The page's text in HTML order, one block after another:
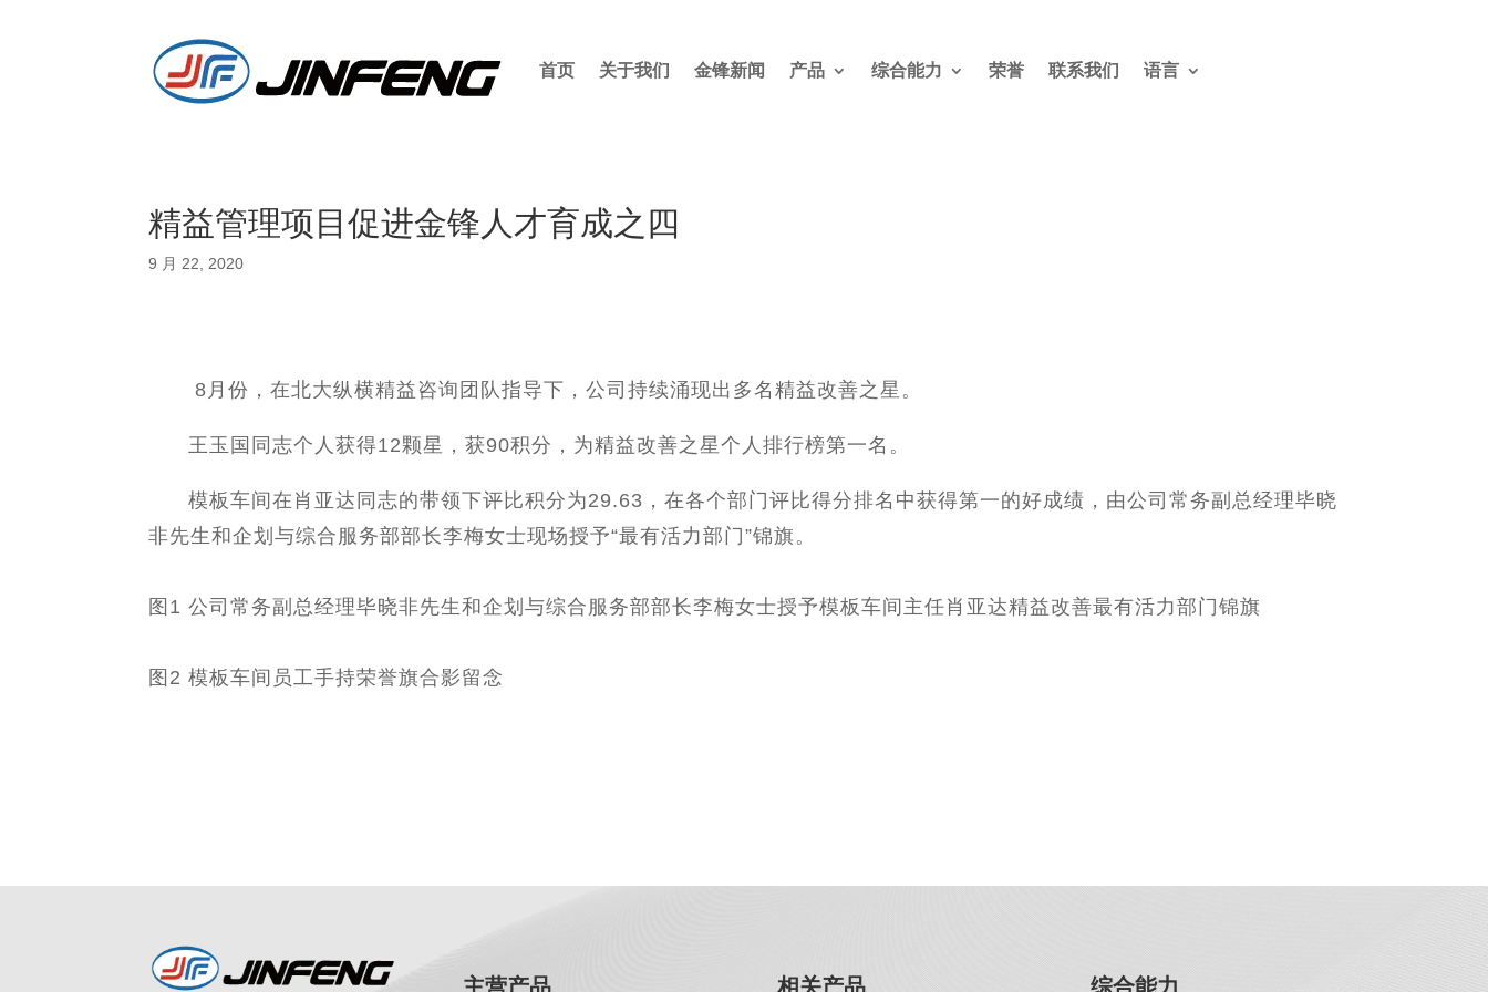
首页 关于我们 金锋新闻 产品 综合能力 荣誉 联系我们 语言
精益管理项目促进金锋人才育成之四
9 月 22, 2020
8月份，在北大纵横精益咨询团队指导下，公司持续涌现出多名精益改善之星。
王玉国同志个人获得12颗星，获90积分，为精益改善之星个人排行榜第一名。
模板车间在肖亚达同志的带领下评比积分为29.63，在各个部门评比得分排名中获得第一的好成绩，由公司常务副总经理毕晓
非先生和企划与综合服务部部长李梅女士现场授予“最有活力部门”锦旗。
图1 公司常务副总经理毕晓非先生和企划与综合服务部部长李梅女士授予模板车间主任肖亚达精益改善最有活力部门锦旗
图2 模板车间员工手持荣誉旗合影留念
主营产品 相关产品 综合能力